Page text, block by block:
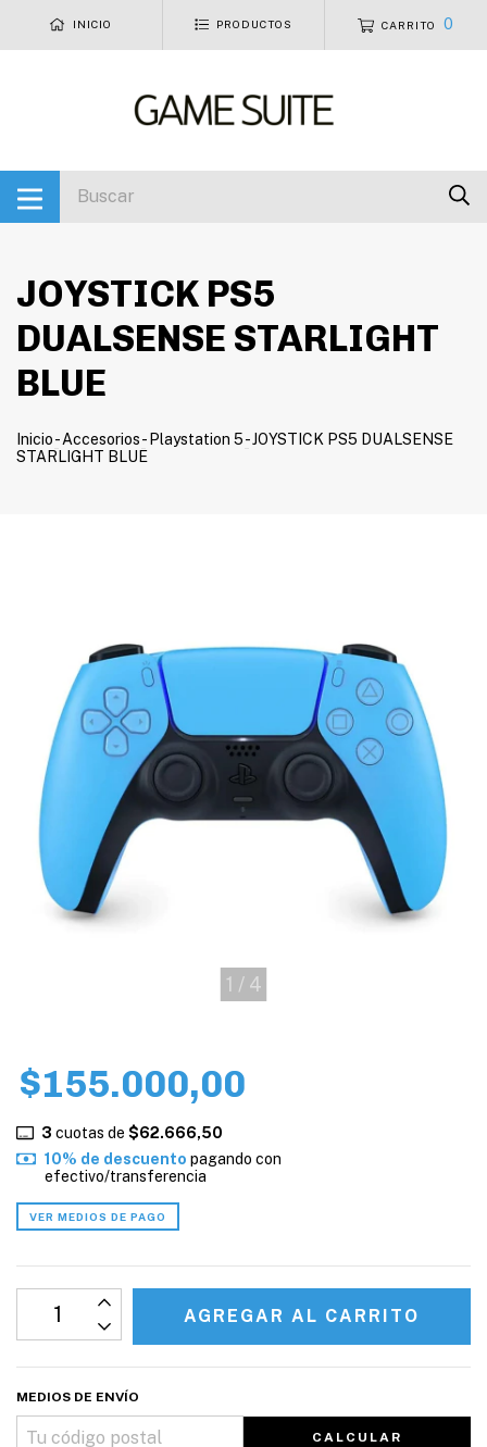
INICIO PRODUCTOS CARRITO 0
JOYSTICK PS5
DUALSENSE STARLIGHT
BLUE
Inicio- Accesorios- Playstation 5-JOYSTICK PS5 DUALSENSE
STARLIGHT BLUE
1 / 4
$155.000,00
3 cuotas de $62.666,50
10% de descuento pagando con
efectivo/transferencia
VER MEDIOS DE PAGO
MEDIOS DE ENVÍO
CALCULAR